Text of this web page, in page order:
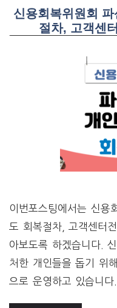
신용회복위원회
절차, 고객센
이번포스팅에서는 신용
도 회복절차, 고객센터
아보도록 하겠습니다.
처한 개인들을 돕기 위
으로 운영하고 있습니